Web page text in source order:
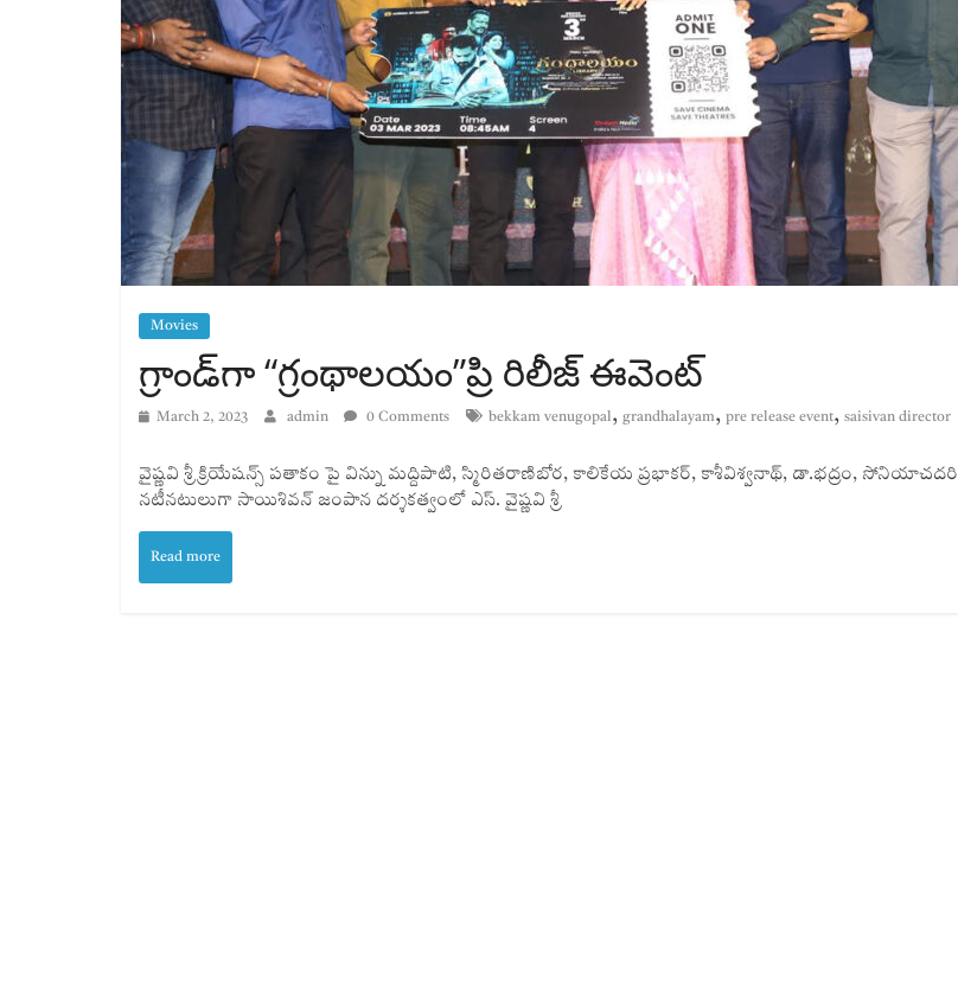
Movies
గ్రాండ్‌గా “గ్రంథాలయం”ప్రి రిలీజ్ ఈవెంట్
March 2, 2023 admin 0 Comments bekkam venugopal, grandhalayam, pre release event, saisivan director
వైష్ణవి శ్రీ క్రియేషన్స్‌ పతాకం పై విన్ను మద్దిపాటి, స్మిరితరాణిబోర, కాలికేయ ప్రభాకర్‌, కాశీవిశ్వనాథ్‌, డా.భద్రం, సోనియాచదరి
నటీనటులుగా సాయిశివన్‌ జంపాన దర్శకత్వంలో ఎస్‌. వైష్ణవి శ్రీ
Read more